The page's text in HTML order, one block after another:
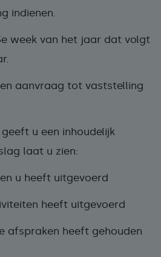
indienen.
week van het jaar dat volgt
aanvraag tot vaststelling
u een inhoudelijk
laat u zien:
u heeft uitgevoerd
heeft uitgevoerd
afspraken heeft gehouden